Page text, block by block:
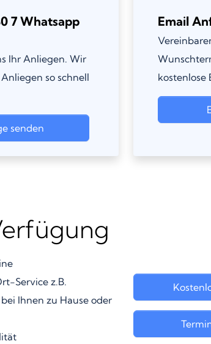
7 Whatsapp
Ihr Anliegen. Wir
so schnell
senden
Email
kostenlose
Service z.B.
Ihnen zu Hause oder